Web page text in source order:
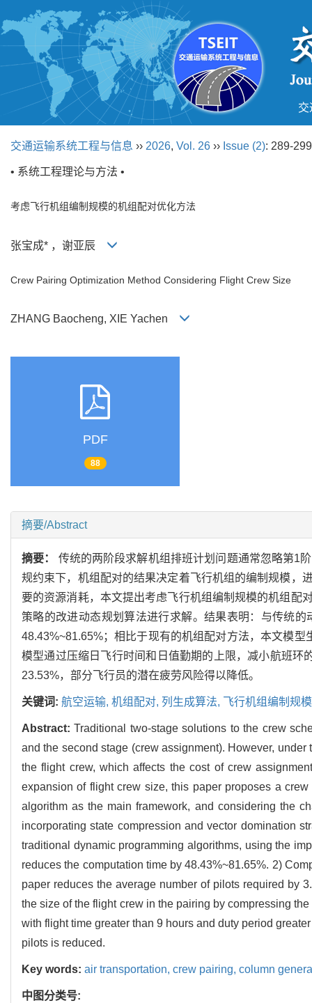
交
交通运输系统工程与信息 ›› 2026, Vol. 26 ›› Issue (2): 289-
• 系统工程理论与方法 •
考虑飞行机组编制规模的机组配对优化方法
张宝成* ，谢亚辰
Crew Pairing Optimization Method Considering Flight Crew Size
ZHANG Baocheng, XIE Yachen
PDF
88
摘要/Abstract
摘要： 传统的两阶段求解机组排班计划问题通常忽略第1
规约束下，机组配对的结果决定着飞行机组的编制规模，
要的资源消耗，本文提出考虑飞行机组编制规模的机组配
策略的改进动态规划算法进行求解。结果表明：与传统
48.43%~81.65%；相比于现有的机组配对方法，本文模
模型通过压缩日飞行时间和日值勤期的上限，减小航班
23.53%，部分飞行员的潜在疲劳风险得以降低。
关键词: 航空运输, 机组配对, 列生成算法, 飞行机组编制规
Abstract:Traditional two-stage solutions to the crew
and the second stage (crew assignment). However,
the flight crew, which affects the cost of crew
expansion of flight crew size, this paper proposes a
algorithm as the main framework, and considering the
incorporating state compression and vector domination
traditional dynamic programming algorithms, using the
reduces the computation time by 48.43%~81.65%. 2)
paper reduces the average number of pilots required by
the size of the flight crew in the pairing by compressing
with flight time greater than 9 hours and duty period
pilots is reduced.
Key words: air transportation, crew pairing, column
中图分类号: